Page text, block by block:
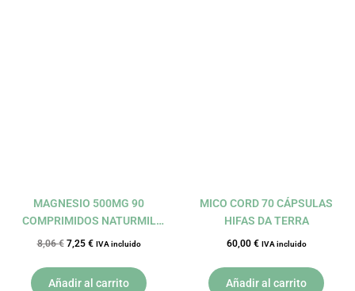
MAGNESIO 500MG 90
COMPRIMIDOS NATURMIL
DIETMED
8,06€ 7,25 € IVA incluido
Añadir al carrito
MICO CORD 70 CÁPSULAS
HIFAS DA TERRA
60,00 € IVA incluido
Añadir al carrito